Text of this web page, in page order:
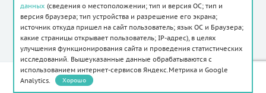
Создание и продвижение сайта -
ИМЕЮТСЯ ПРОТИВОПОКАЗАНИЯ.
НЕОБХОДИМА КОНСУЛЬТАЦИЯ
данных (сведения о местоположении; тип и версия ОС; тип и
версия браузера; тип устройства и разрешение его экрана;
источник откуда пришел на сайт пользователь; язык ОС и Браузера;
какие страницы открывает пользователь; IP-адрес), в целях
улучшения функционирования сайта и проведения статистических
исследований. Вышеуказанные данные обрабатываются с
использованием интернет-сервисов Яндекс.Метрика и Google
Analytics.
Хорошо